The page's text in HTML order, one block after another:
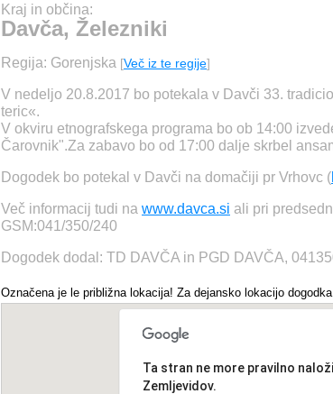
Kraj in občina:
Davča, Železniki
Regija: Gorenjska [Več iz te regije]
V nedeljo 20.8.2017 bo potekala v Davči 33.
teric«.
V okviru etnografskega programa bo ob 14:00
Čarovnik".Za zabavo bo od 17:00 dalje skrbel
Dogodek bo potekal v Davči na domačiji pr Vrhovc (
Več informacij tudi na www.davca.si ali pri
GSM:041/350/240
Dogodek dodal: TD DAVČA in PGD DAVČA,
Označena je le približna lokacija! Za dejansko lokacijo
Ta stran ne more pravilno
Zemljevidov.